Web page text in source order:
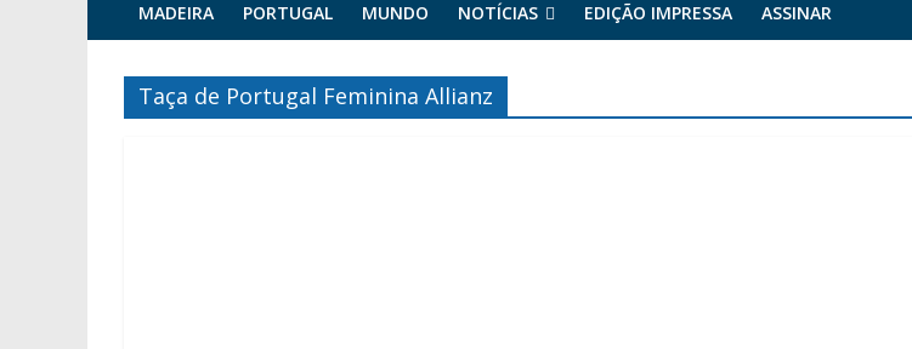
MADEIRA PORTUGAL MUNDO NOTÍCIAS EDIÇÃO IMPRESSA ASSINAR
Taça de Portugal Feminina Allianz